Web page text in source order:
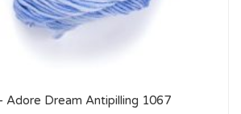
Adore Dream Antipilling 1067